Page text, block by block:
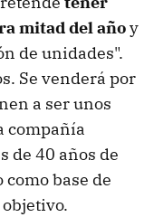
mitad del añoy
de unidades".
Se venderá por
a ser unos
compañía
de 40 años de
base de